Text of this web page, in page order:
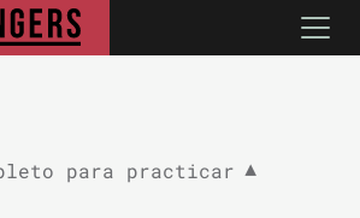
para practicar ▼